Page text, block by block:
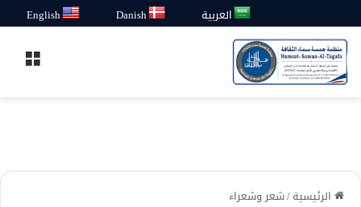
العربية Danish
English
الرئيسية/شعر وشعراء